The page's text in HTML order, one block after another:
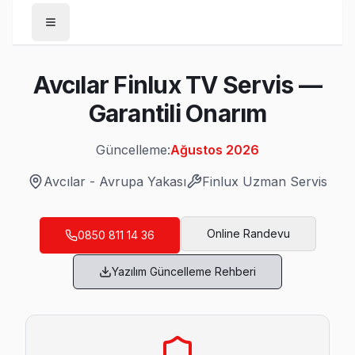
/Avcılar
Son Güncelleme:Ağustos 2026
Avcılar'da Mahalle Mahalle Finlux TV
Ambarlı Finlux Servis
Avcılar Finlux TV Servis —
Garantili Onarım
Güncelleme:Ağustos 2026
Avcılar - Avrupa Yakası Finlux Uzman Servis
0850 811 14 36 Online Randevu
Yazılım Güncelleme Rehberi